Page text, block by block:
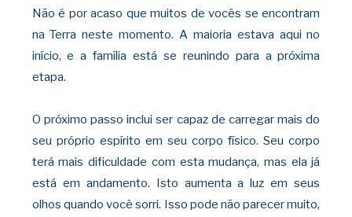
Não é por acaso que muitos de vocês se encontram
na Terra neste momento. A maioria estava aqui no
início, e a família está se reunindo para a próxima
etapa.
O próximo passo inclui ser capaz de carregar mais do
seu próprio espírito em seu corpo físico. Seu corpo
terá mais dificuldade com esta mudança, mas ela já
está em andamento. Isto aumenta a luz em seus
olhos quando você sorri. Isso pode não parecer muito,